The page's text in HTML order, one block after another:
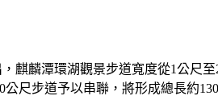
麒麟潭環湖觀景步道寬度從1公尺
公尺步道予以串聯，將形成總長約